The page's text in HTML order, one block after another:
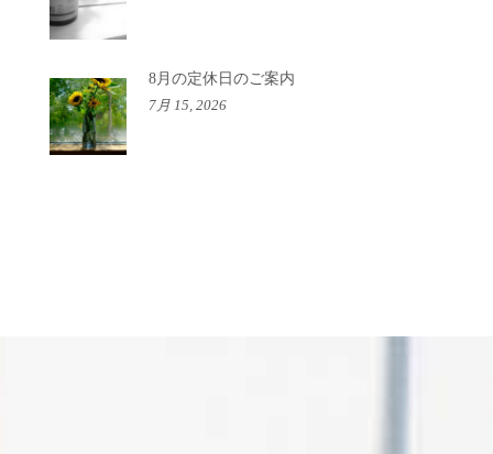
8月の定休日のご案内
7月 15, 2026